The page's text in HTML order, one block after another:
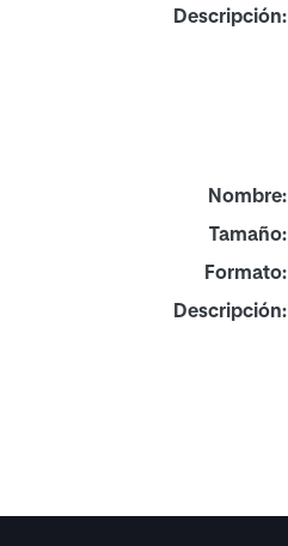
Descripción:
Nombre:
Tamaño:
Formato:
Descripción: